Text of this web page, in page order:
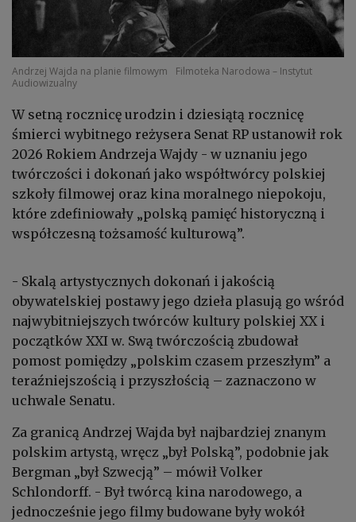
Andrzej Wajda na planie filmowym
Filmoteka Narodowa – Instytut
Audiowizualny
W setną rocznicę urodzin i dziesiątą rocznicę
śmierci wybitnego reżysera Senat RP ustanowił rok
2026 Rokiem Andrzeja Wajdy - w uznaniu jego
twórczości i dokonań jako współtwórcy polskiej
szkoły filmowej oraz kina moralnego niepokoju,
które zdefiniowały „polską pamięć historyczną i
współczesną tożsamość kulturową”.
- Skalą artystycznych dokonań i jakością
obywatelskiej postawy jego dzieła plasują go wśród
najwybitniejszych twórców kultury polskiej XX i
początków XXI w. Swą twórczością zbudował
pomost pomiędzy „polskim czasem przeszłym” a
teraźniejszością i przyszłością – zaznaczono w
uchwale Senatu.
Za granicą Andrzej Wajda był najbardziej znanym
polskim artystą, wręcz „był Polską”, podobnie jak
Bergman „był Szwecją” – mówił Volker
Schlondorff. - Był twórcą kina narodowego, a
jednocześnie jego filmy budowane były wokół